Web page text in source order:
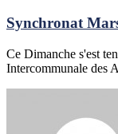
Synchronat
Ce Dimanche s'est
Intercommunale des